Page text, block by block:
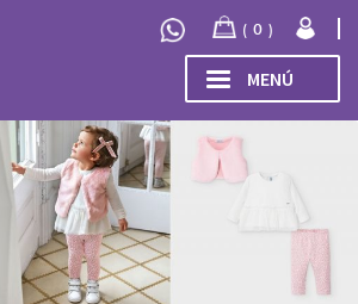
MENÚ
INICIO
TIENDA
menú
hijo
COLECCIÓN
INVIERNO/OTOÑO 2026
0